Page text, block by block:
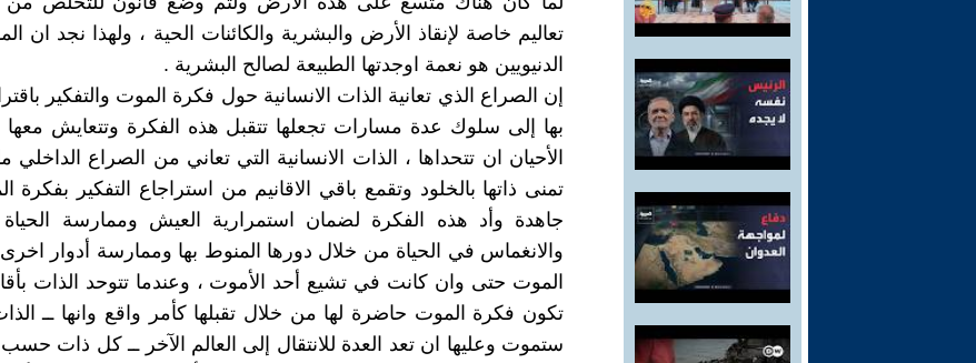
تعاليم خاصة لإنقاذ الأرض والبشرية والكائنات الحية ، ولهذا نجد ان
الدنيويين هو نعمة اوجدتها الطبيعة لصالح البشرية .
إن الصراع الذي تعانية الذات الانسانية حول فكرة الموت والتفكير
بها إلى سلوك عدة مسارات تجعلها تتقبل هذه الفكرة وتتعايش
الأحيان ان تتحداها ، الذات الانسانية التي تعاني من الصراع الداخلي
تمنى ذاتها بالخلود وتقمع باقي الاقانيم من استراجاع التفكير بفكرة
جاهدة وأد هذه الفكرة لضمان استمرارية العيش وممارسة الحياة
والانغماس في الحياة من خلال دورها المنوط بها وممارسة أدوار
الموت حتى وان كانت في تشيع أحد الأموت ، وعندما تتوحد الذات
تكون فكرة الموت حاضرة لها من خلال تقبلها كأمر واقع وانها ــ الذات
ستموت وعليها ان تعد العدة للانتقال إلى العالم الآخر ــ كل ذات